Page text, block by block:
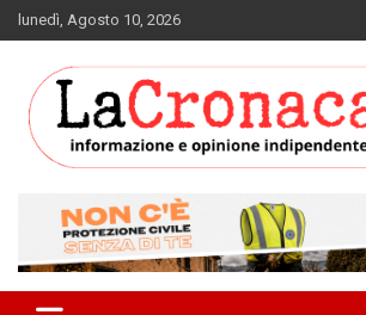
Skip
to
lunedì, Agosto 10, 2026
La Cronaca